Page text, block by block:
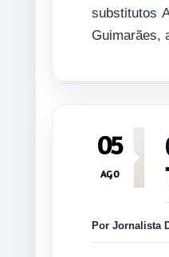
substitutos
Guimarães,
05
AGO
Por Jornalista